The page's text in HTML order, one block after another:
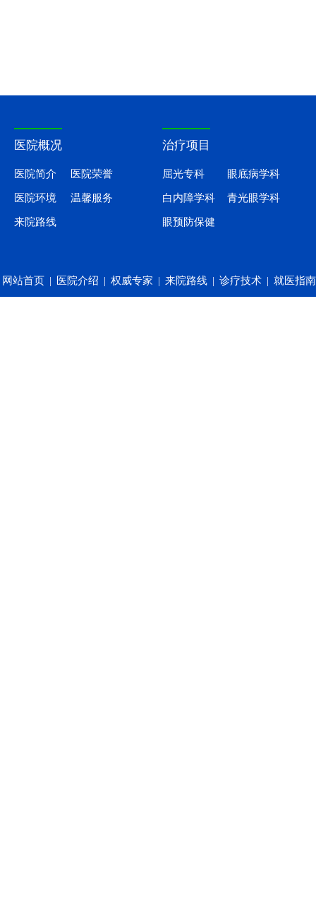
医院概况
医院简介 医院荣誉
医院环境 温馨服务
来院路线
治疗项目
屈光专科 眼底病学科
白内障学科 青光眼学科
眼预防保健
网站首页 | 医院介绍 | 权威专家 | 来院路线 | 诊疗技术 | 就医指南